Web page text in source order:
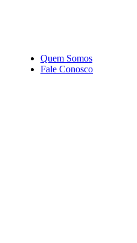
Quem Somos
Fale Conosco